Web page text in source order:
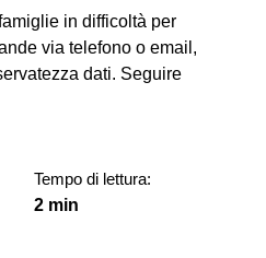
notizia
in difficoltà per
via telefono o email,
dati. Seguire
Tempo di lettura:
2 min